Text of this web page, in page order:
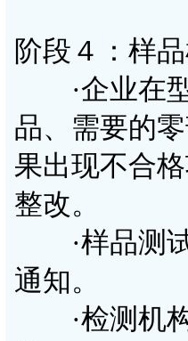
阶段４：样
·企业在型
品、需要的
果出现不合
整改。
·样品测试
通知。
·检测机构